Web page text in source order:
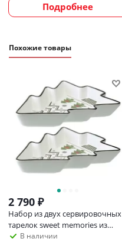
Подробнее
Похожие товары
2 790 ₽
Набор из двух сервировочных
тарелок sweet memories из
коллекции new year essential
В наличии